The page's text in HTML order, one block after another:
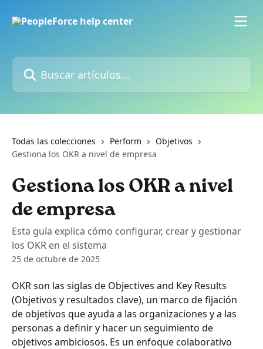
Buscar artículos...
Todas las colecciones Perform
Objetivos
Gestiona los OKR a nivel de empresa
Gestiona los OKR a nivel
de empresa
Esta guía explica cómo configurar, crear y gestionar
los OKR en el sistema
25 de octubre de 2025
OKR son las siglas de Objectives and Key Results
(Objetivos y resultados clave), un marco de fijación
de objetivos que ayuda a las organizaciones y a las
personas a definir y hacer un seguimiento de
objetivos ambiciosos. Es un enfoque colaborativo